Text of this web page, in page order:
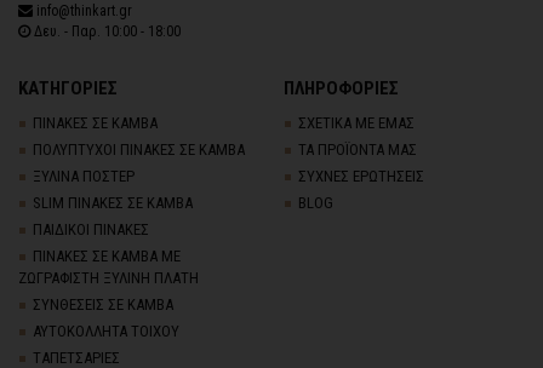
info@thinkart.gr
Δευ. - Παρ. 10:00 - 18:00
ΚΑΤΗΓΟΡΙΕΣ
ΠΙΝΑΚΕΣ ΣΕ ΚΑΜΒΑ
ΠΟΛΥΠΤΥΧΟΙ ΠΙΝΑΚΕΣ ΣΕ ΚΑΜΒΑ
ΞΥΛΙΝΑ ΠΟΣΤΕΡ
SLIM ΠΙΝΑΚΕΣ ΣΕ ΚΑΜΒΑ
ΠΑΙΔΙΚΟΙ ΠΙΝΑΚΕΣ
ΠΙΝΑΚΕΣ ΣΕ ΚΑΜΒΑ ΜΕ
ΖΩΓΡΑΦΙΣΤΗ ΞΥΛΙΝΗ ΠΛΑΤΗ
ΣΥΝΘΕΣΕΙΣ ΣΕ ΚΑΜΒΑ
ΑΥΤΟΚΟΛΛΗΤΑ ΤΟΙΧΟΥ
TΑΠΕΤΣΑΡΙΕΣ
ΠΛΗΡΟΦΟΡΙΕΣ
ΣΧΕΤΙΚΑ ΜΕ ΕΜΑΣ
ΤΑ ΠΡΟΪΟΝΤΑ ΜΑΣ
ΣΥΧΝΕΣ ΕΡΩΤΗΣΕΙΣ
BLOG